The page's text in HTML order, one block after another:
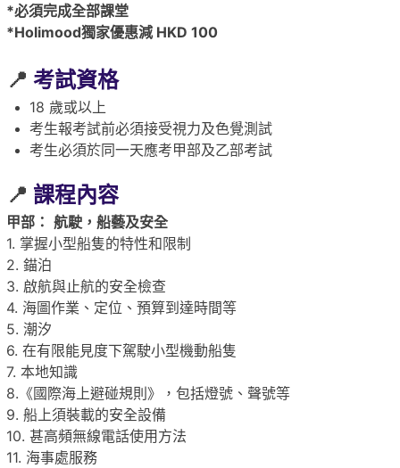
*必須完成全部課堂
*Holimood獨家優惠減 HKD 100
📍 考試資格
18 歲或以上
考生報考試前必須接受視力及色覺測試
考生必須於同一天應考甲部及乙部考試
📍 課程內容
甲部： 航駛，船藝及安全
1. 掌握小型船隻的特性和限制
2. 錨泊
3. 啟航與止航的安全檢查
4. 海圖作業、定位、預算到達時間等
5. 潮汐
6. 在有限能見度下駕駛小型機動船隻
7. 本地知識
8.《國際海上避碰規則》，包括燈號、聲號等
9. 船上須裝載的安全設備
10. 甚高頻無線電話使用方法
11. 海事處服務